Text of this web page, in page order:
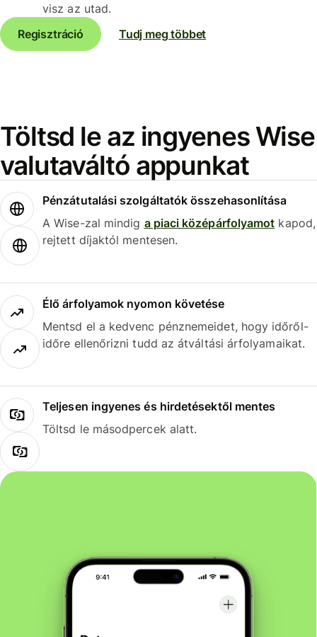
visz az utad.
Regisztráció
Tudj meg többet
Töltsd le az ingyenes Wise
valutaváltó appunkat
Pénzátutalási szolgáltatók összehasonlítása
A Wise-zal mindig a piaci középárfolyamot kapod,
rejtett díjaktól mentesen.
Élő árfolyamok nyomon követése
Mentsd el a kedvenc pénznemeidet, hogy időről-
időre ellenőrizni tudd az átváltási árfolyamaikat.
Teljesen ingyenes és hirdetésektől mentes
Töltsd le másodpercek alatt.